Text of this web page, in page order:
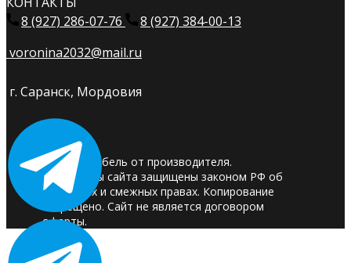
8 (927) 286-07-76
8 (927) 384-00-13
voronina2032@mail.ru
г. Саранск, Мордовия
© 2025. Мебель от производителя.
Материалы сайта защищены законом РФ об
авторских и смежных правах. Копирование
запрещено. Сайт не является договором
оферты.